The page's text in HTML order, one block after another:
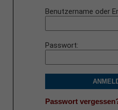
Benutzername oder
Passwort
Passwort